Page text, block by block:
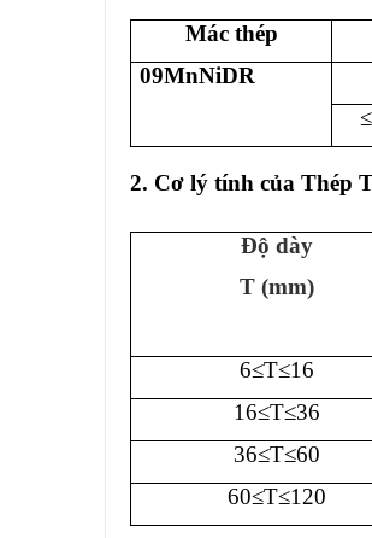
Mác thép
09MnNiDR
≤
2. Cơ lý tính của Thép
Độ dày
T (mm)
6≤T≤16
16≤T≤36
36≤T≤60
60≤T≤120